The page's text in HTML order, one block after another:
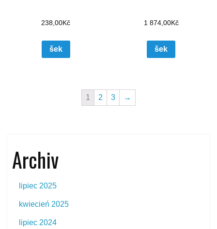
238,00Kč
šek
1 874,00Kč
šek
1 2 3 →
Archiv
lipiec 2025
kwiecień 2025
lipiec 2024